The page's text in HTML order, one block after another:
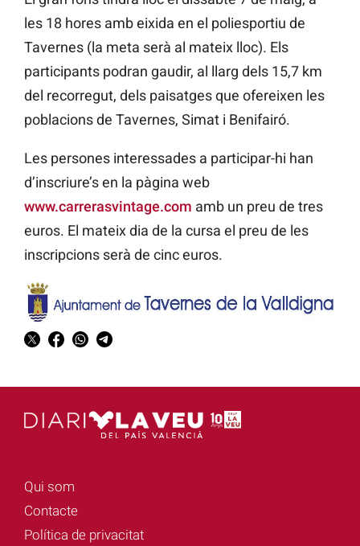
les 18 hores amb eixida en el poliesportiu de
Tavernes (la meta serà al mateix lloc). Els
participants podran gaudir, al llarg dels 15,7 km
del recorregut, dels paisatges que ofereixen les
poblacions de Tavernes, Simat i Benifairó.
Les persones interessades a participar-hi han
d’inscriure’s en la pàgina web
www.carrerasvintage.com amb un preu de tres
euros. El mateix dia de la cursa el preu de les
inscripcions serà de cinc euros.
Qui som
Contacte
Política de privacitat